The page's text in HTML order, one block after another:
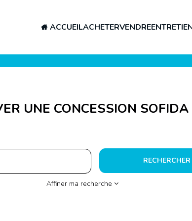
ACCUEILACHETERVENDRE
UNE CONCESSION SOFIDA
RECHERCHER
Affiner ma recherche